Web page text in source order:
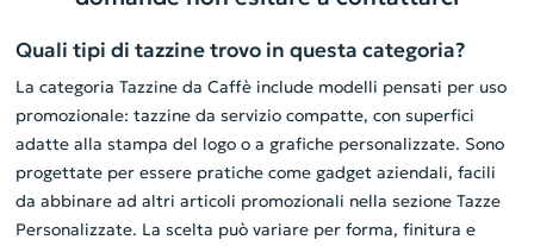
Quali tipi di tazzine trovo in questa categoria?
La categoria Tazzine da Caffè include modelli pensati per uso
promozionale: tazzine da servizio compatte, con superfici
adatte alla stampa del logo o a grafiche personalizzate. Sono
progettate per essere pratiche come gadget aziendali, facili
da abbinare ad altri articoli promozionali nella sezione Tazze
Personalizzate. La scelta può variare per forma, finitura e